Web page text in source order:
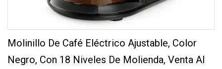
Molinillo De Café Eléctrico Ajustable, Color
Negro, Con 18 Niveles De Molienda, Venta Al